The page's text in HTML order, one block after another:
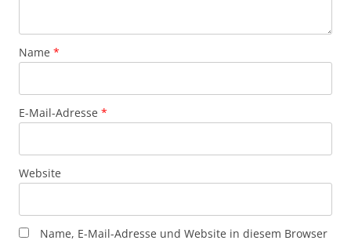
Name *
E-Mail-Adresse *
Website
Name, E-Mail-Adresse und Website in diesem Browser